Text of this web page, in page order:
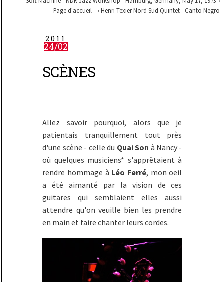
Page d'accueil
Henri Texier Nord Sud Quintet - Canto Negro
2011
24/02
SCÈNES
Allez savoir pourquoi, alors que je
patientais tranquillement tout près
d'une scène - celle du Quai Son à Nancy -
où quelques musiciens* s'apprêtaient à
rendre hommage à Léo Ferré, mon oeil
a été aimanté par la vision de ces
guitares qui semblaient elles aussi
attendre qu'on veuille bien les prendre
en main et faire chanter leurs cordes.